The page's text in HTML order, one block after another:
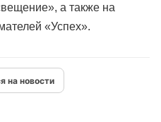
а также на
«Успех».
на новости